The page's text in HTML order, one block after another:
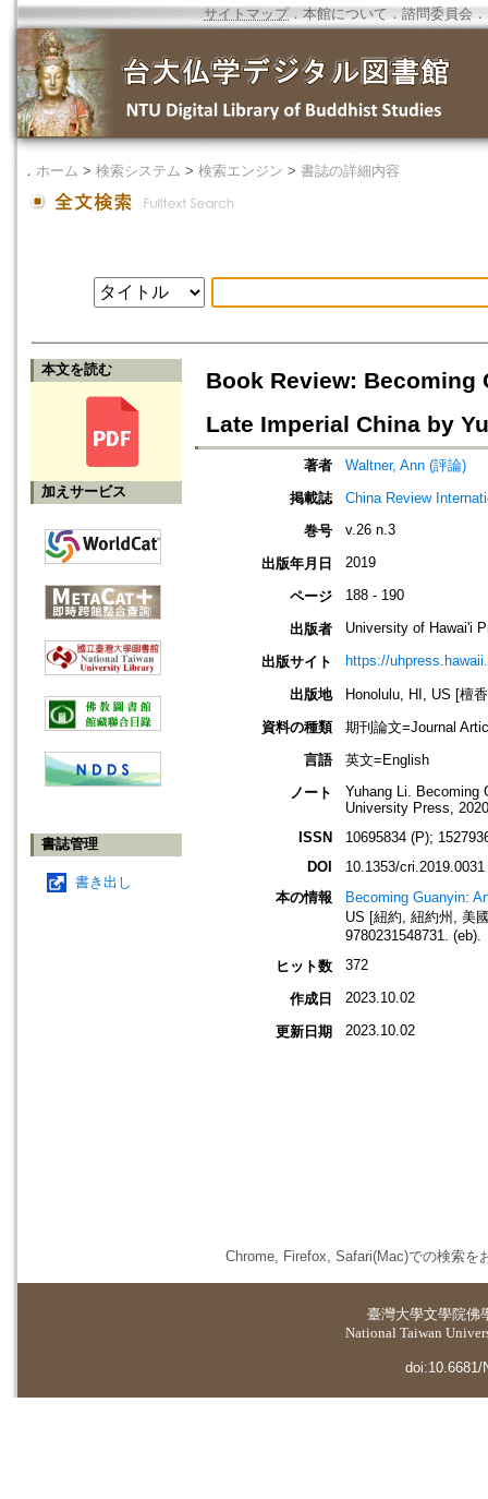
サイトマップ．本館について ． 諮問委員会 ．
． ホーム > 検索システム > 検索エンジン > 書誌の詳細内容
本文を読む
加えサービス
書誌管理
書き出し
Book Review:
Late Imperial China by
著者
Waltner, Ann (評論)
掲載誌
China Review
巻号
v.26 n.3
出版年月日 2019
ページ 188 - 190
出版者 University of Hawai'i
出版サイト https://
出版地
Honolulu, HI, US [檀
資料の種類
期刊論文=Journal
言語
英文=English
ノート
Yuhang Li. Becoming
University Press,
ISSN
10695834 (P);
DOI
10.1353/cri.2019.0031
本の情報
Becoming Guanyin:
US [紐約, 紐約州, 美
9780231548731. (eb).
ヒット数
372
作成日 2023.10.02
更新日期 2023.10.02
Chrome, Firefox, Safari(Mac)での検索を
臺灣大學文學院佛
National Taiwan
doi:10.6681/